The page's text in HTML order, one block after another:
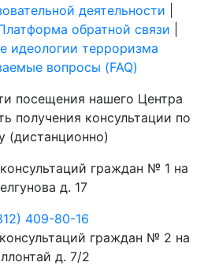
деятельности
обратной связи
идеологии терроризма
вопросы (FAQ)
посещения нашего Центра
получения консультации по
(дистанционно)
граждан № 1 на
д. 17
409-80-16
граждан № 2 на
д. 7/2